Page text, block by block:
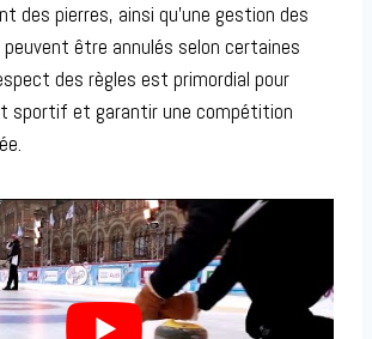
des pierres, ainsi qu’une gestion des
être annulés selon certaines
des règles est primordial pour
sportif et garantir une compétition